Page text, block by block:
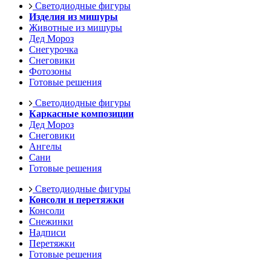
Светодиодные фигуры
Изделия из мишуры
Животные из мишуры
Дед Мороз
Снегурочка
Снеговики
Фотозоны
Готовые решения
Светодиодные фигуры
Каркасные композиции
Дед Мороз
Снеговики
Ангелы
Сани
Готовые решения
Светодиодные фигуры
Консоли и перетяжки
Консоли
Снежинки
Надписи
Перетяжки
Готовые решения